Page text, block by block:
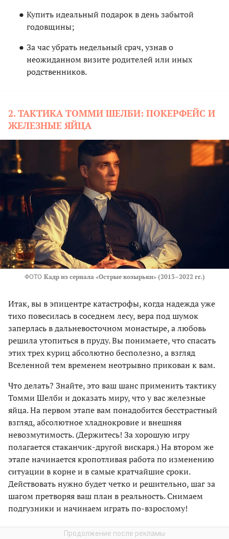
Купить идеальный подарок в день забытой
годовщины;
За час убрать недельный срач, узнав о
неожиданном визите родителей или иных
родственников.
2. ТАКТИКА ТОММИ ШЕЛБИ: ПОКЕРФЕЙС И
ЖЕЛЕЗНЫЕ ЯЙЦА
ФОТО Кадр из сериала «Острые козырьки» (2013–2022 гг.)
Итак, вы в эпицентре катастрофы, когда надежда уже
тихо повесилась в соседнем лесу, вера под шумок
заперлась в дальневосточном монастыре, а любовь
решила утопиться в пруду. Вы понимаете, что спасать
этих трех куриц абсолютно бесполезно, а взгляд
Вселенной тем временем неотрывно прикован к вам.
Что делать? Знайте, это ваш шанс применить тактику
Томми Шелби и доказать миру, что у вас железные
яйца. На первом этапе вам понадобится бесстрастный
взгляд, абсолютное хладнокровие и внешняя
невозмутимость. (Держитесь! За хорошую игру
полагается стаканчик-другой вискаря.) На втором же
этапе начинается кропотливая работа по изменению
ситуации в корне и в самые кратчайшие сроки.
Действовать нужно будет четко и решительно, шаг за
шагом претворяя ваш план в реальность. Снимаем
подгузники и начинаем играть по-взрослому!